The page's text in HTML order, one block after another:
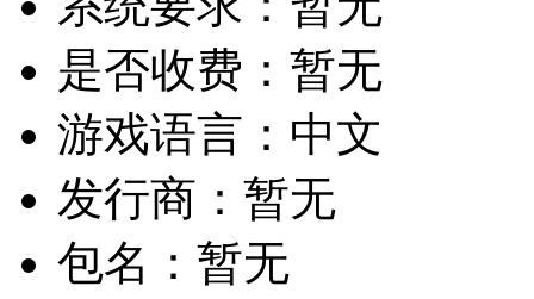
是否收费： 暂无
游戏语言： 中文
发行商： 暂无
包名： 暂无